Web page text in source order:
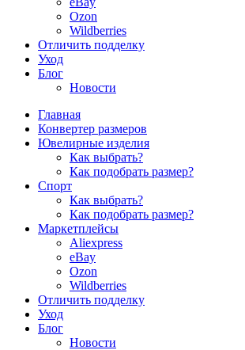
Ozon
Wildberries
Отличить подделку
Уход
Блог
Новости
Главная
Конвертер размеров
Ювелирные изделия
Как выбрать?
Как подобрать размер?
Спорт
Как выбрать?
Как подобрать размер?
Маркетплейсы
Aliexpress
eBay
Ozon
Wildberries
Отличить подделку
Уход
Блог
Новости